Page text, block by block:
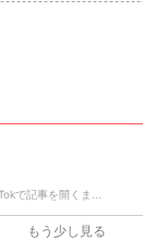
お願いします❤︎
で記事を開くま...
もう少し見る